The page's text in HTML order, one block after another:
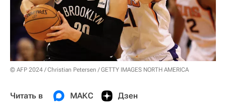
© AFP 2024 / Christian Petersen / GETTY IMAGES NORTH AMERICA
Читать в МАКС Дзен